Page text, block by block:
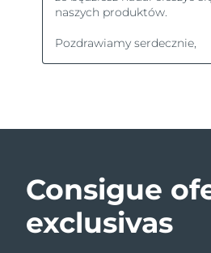
Consigue
exclusivas